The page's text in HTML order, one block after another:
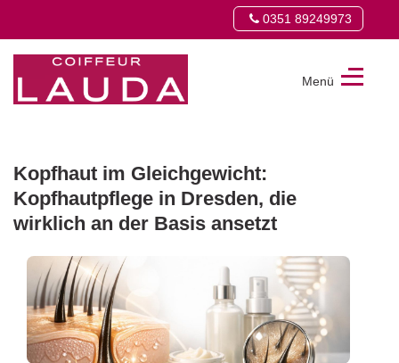
0351 89249973
Menü
Kopfhaut im Gleichgewicht:
Kopfhautpflege in Dresden, die
wirklich an der Basis ansetzt